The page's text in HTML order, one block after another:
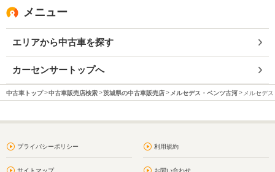
メニュー
エリアから中古車を探す
カーセンサートップへ
中古車トップ 中古車販売店検索 茨城県の中古車販売店 メルセデス・ベンツ古河 メルセデ
プライバシーポリシー 利用規約
サイトマップ お問い合わせ